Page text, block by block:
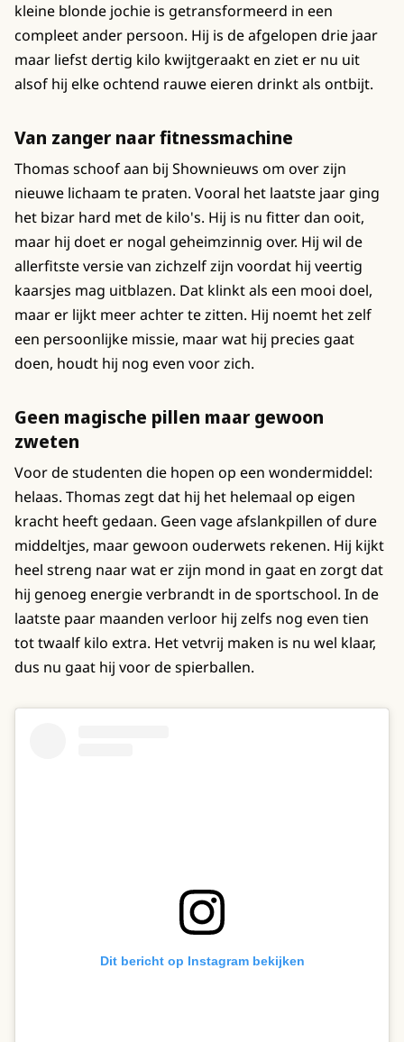
kleine blonde jochie is getransformeerd in een
compleet ander persoon. Hij is de afgelopen drie jaar
maar liefst dertig kilo kwijtgeraakt en ziet er nu uit
alsof hij elke ochtend rauwe eieren drinkt als ontbijt.
Van zanger naar fitnessmachine
Thomas schoof aan bij Shownieuws om over zijn
nieuwe lichaam te praten. Vooral het laatste jaar ging
het bizar hard met de kilo's. Hij is nu fitter dan ooit,
maar hij doet er nogal geheimzinnig over. Hij wil de
allerfitste versie van zichzelf zijn voordat hij veertig
kaarsjes mag uitblazen. Dat klinkt als een mooi doel,
maar er lijkt meer achter te zitten. Hij noemt het zelf
een persoonlijke missie, maar wat hij precies gaat
doen, houdt hij nog even voor zich.
Geen magische pillen maar gewoon
zweten
Voor de studenten die hopen op een wondermiddel:
helaas. Thomas zegt dat hij het helemaal op eigen
kracht heeft gedaan. Geen vage afslankpillen of dure
middeltjes, maar gewoon ouderwets rekenen. Hij kijkt
heel streng naar wat er zijn mond in gaat en zorgt dat
hij genoeg energie verbrandt in de sportschool. In de
laatste paar maanden verloor hij zelfs nog even tien
tot twaalf kilo extra. Het vetvrij maken is nu wel klaar,
dus nu gaat hij voor de spierballen.
Dit bericht op Instagram bekijken